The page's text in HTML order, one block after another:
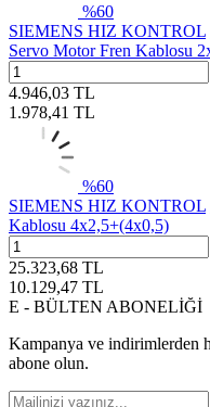
%60
SIEMENS HIZ KONTROL
Servo Motor Fren Kablosu
4.946,03 TL
1.978,41 TL
%60
SIEMENS HIZ KONTROL
Kablosu 4x2,5+(4x0,5)
25.323,68 TL
10.129,47 TL
E - BÜLTEN ABONELİĞİ
Kampanya ve indirimlerden
abone olun.